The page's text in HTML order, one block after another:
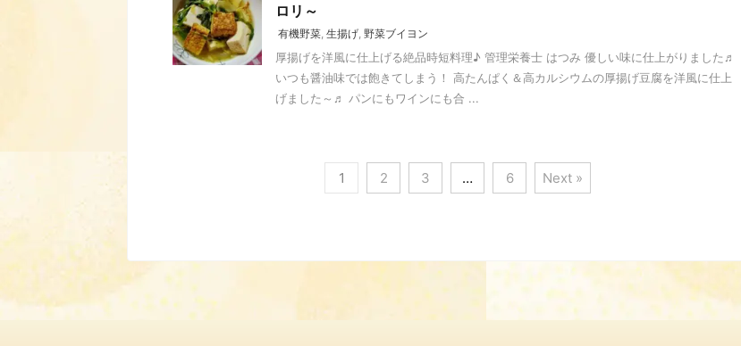
ロリ～
有機野菜 生揚げ 野菜ブイヨン
厚揚げを洋風に仕上げる絶品時短料理♪ 管理栄養士 はつみ 優しい味に仕上がりました♬
いつも醤油味では飽きてしまう！ 高たんぱく＆高カルシウムの厚揚げ豆腐を洋風に仕上
げました～♬ パンにもワインにも合 ...
1 2 3 … 6 Next »